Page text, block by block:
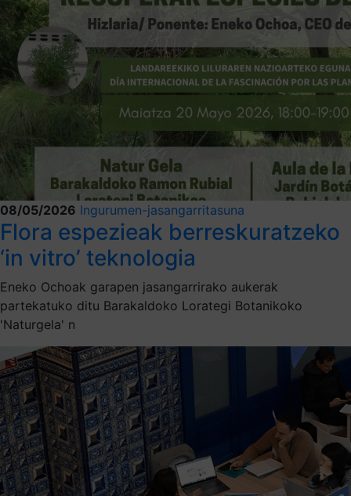
08/05/2026 Ingurumen-jasangarritasuna
Flora espezieak berreskuratzeko
‘in vitro’ teknologia
Eneko Ochoak garapen jasangarrirako aukerak
partekatuko ditu Barakaldoko Lorategi Botanikoko
'Naturgela' n